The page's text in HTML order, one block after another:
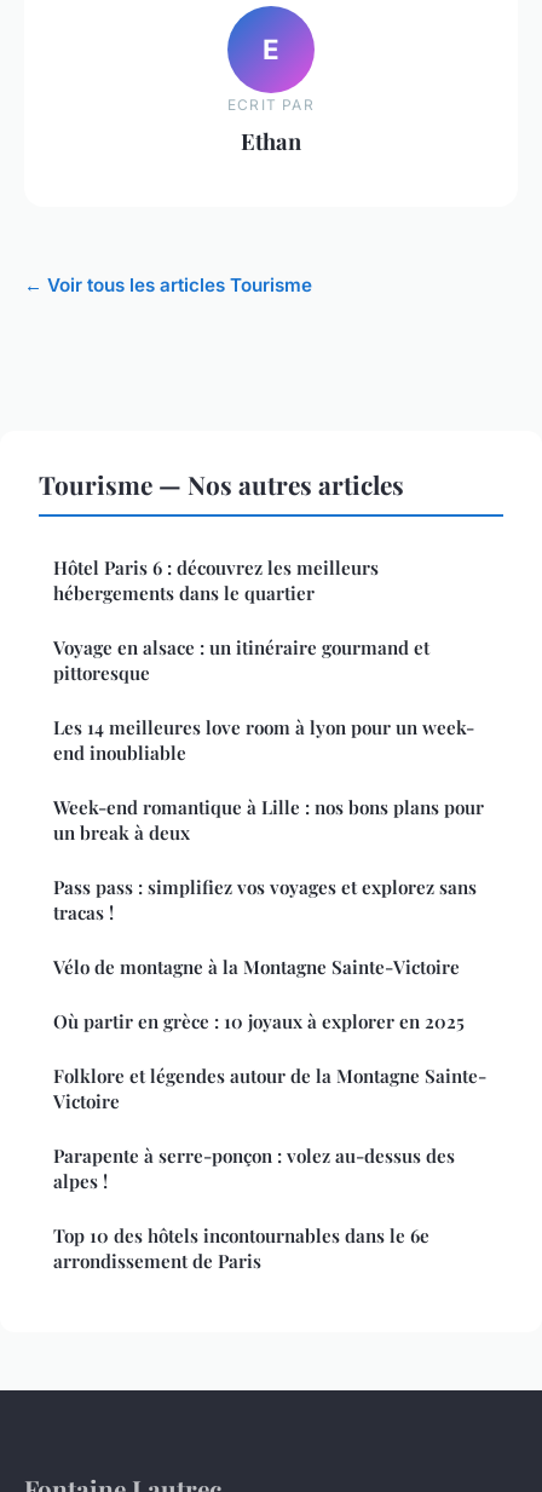
E
ECRIT PAR
Ethan
← Voir tous les articles Tourisme
Tourisme — Nos autres articles
Hôtel Paris 6 : découvrez les meilleurs
hébergements dans le quartier
Voyage en alsace : un itinéraire gourmand et
pittoresque
Les 14 meilleures love room à lyon pour un week-
end inoubliable
Week-end romantique à Lille : nos bons plans pour
un break à deux
Pass pass : simplifiez vos voyages et explorez sans
tracas !
Vélo de montagne à la Montagne Sainte-Victoire
Où partir en grèce : 10 joyaux à explorer en 2025
Folklore et légendes autour de la Montagne Sainte-
Victoire
Parapente à serre-ponçon : volez au-dessus des
alpes !
Top 10 des hôtels incontournables dans le 6e
arrondissement de Paris